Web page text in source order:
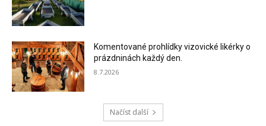
Komentované prohlídky vizovické likérky o
prázdninách každý den.
8.7.2026
Načíst další